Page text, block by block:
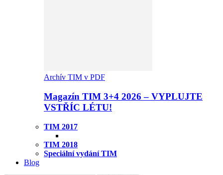
Archív TIM v PDF
Magazín TIM 3+4 2026 – VYPLUJTE
VSTŘÍC LÉTU!
TIM 2017
TIM 2018
Speciální vydání TIM
Blog